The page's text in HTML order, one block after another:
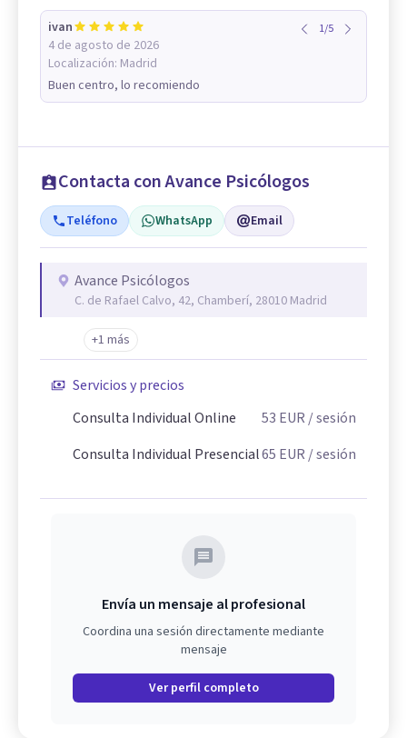
ivan
4 de agosto de 2026
Localización: Madrid
1/5
Buen centro, lo recomiendo
Contacta con Avance Psicólogos
Teléfono WhatsApp Email
Avance Psicólogos
C. de Rafael Calvo, 42, Chamberí, 28010 Madrid
+1 más
Servicios y precios
Consulta Individual Online
53 EUR / sesión
Consulta Individual Presencial65 EUR / sesión
Envía un mensaje al profesional
Coordina una sesión directamente mediante
mensaje
Ver perfil completo